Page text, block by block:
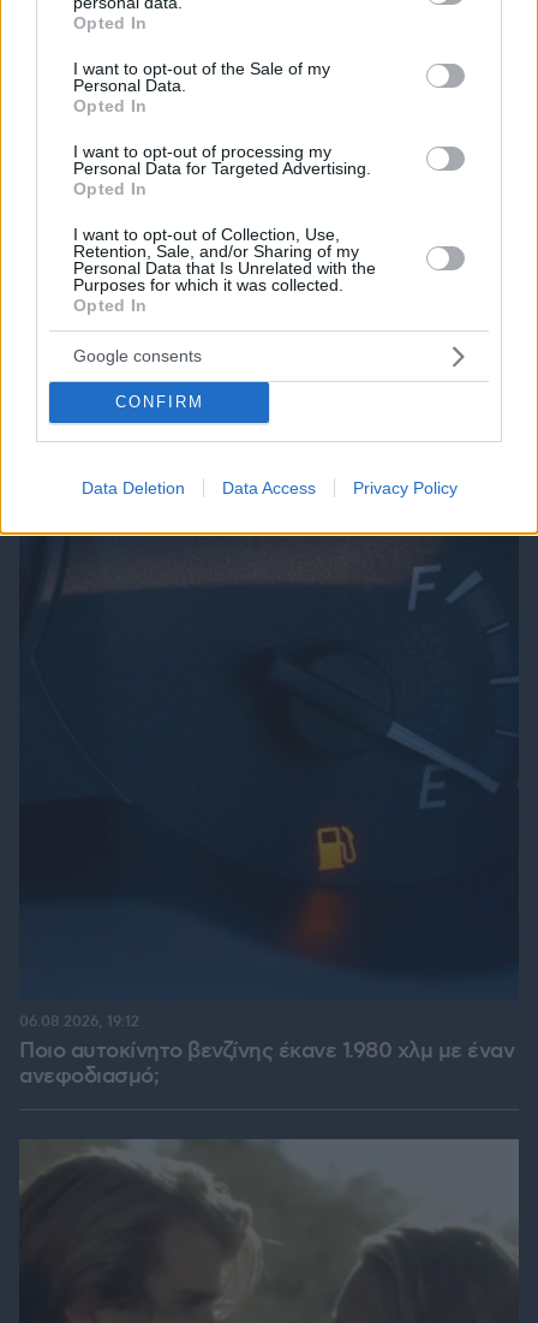
grant or deny consent to Google and its third-party tags to
use your data for below specified purposes in below Google
consent section.
Opted In
I want to opt-out of the Sale of my
Personal Data.
Opted In
I want to opt-out of processing my
Personal Data for Targeted Advertising.
Opted In
I want to opt-out of Collection, Use,
Retention, Sale, and/or Sharing of my
Personal Data that Is Unrelated with the
Purposes for which it was collected.
Opted In
Google consents
CONFIRM
Data Deletion Data Access Privacy Policy
Τα φρούτα που επιλέγουν 4 ενδοκρινολόγοι για
καλύτερο έλεγχο του σακχάρου – Το ένα μειώνει
το λίπος στην κοιλιά
07.08.2026, 08:32
Ποιο αυτοκίνητο βενζίνης έκανε 1.980 χλμ με έναν
ανεφοδιασμό;
06.08.2026, 19:12